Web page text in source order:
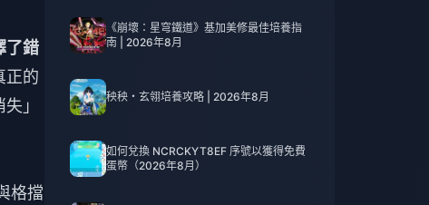
了錯
正的
」
格擋
《崩壞：星穹鐵道》基加美修最佳培養指
南 | 2026年8月
秧秧・玄翎培養攻略 | 2026年8月
如何兌換 NCRCKYT8EF 序號以獲得免費
蛋幣（2026年8月）